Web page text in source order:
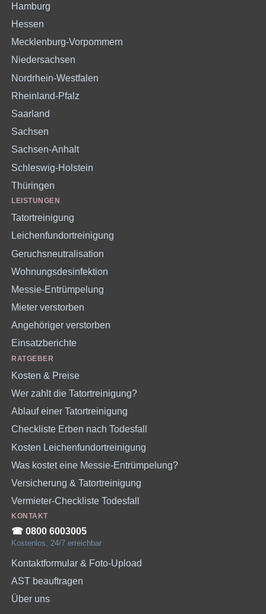
Hamburg
Hessen
Mecklenburg-Vorpommern
Niedersachsen
Nordrhein-Westfalen
Rheinland-Pfalz
Saarland
Sachsen
Sachsen-Anhalt
Schleswig-Holstein
Thüringen
LEISTUNGEN
Tatortreinigung
Leichenfundortreinigung
Geruchsneutralisation
Wohnungsdesinfektion
Messie-Entrümpelung
Mieter verstorben
Angehöriger verstorben
Einsatzberichte
RATGEBER
Kosten & Preise
Wer zahlt die Tatortreinigung?
Ablauf einer Tatortreinigung
Checkliste Erben nach Todesfall
Kosten Leichenfundortreinigung
Was kostet eine Messie-Entrümpelung?
Versicherung & Tatortreinigung
Vermieter-Checkliste Todesfall
KONTAKT
☎︎ 0800 6003005
Kostenlos, 24/7 erreichbar
Kontaktformular & Foto-Upload
AST beauftragen
Über uns